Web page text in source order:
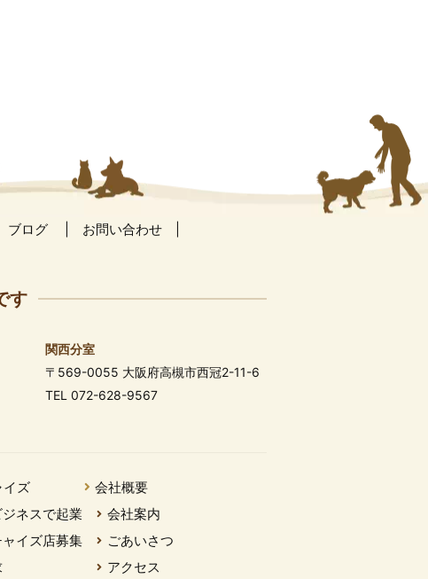
ブログ お問い合わせ
す
関西分室
〒569-0055 大阪府高槻市西冠2-11-6
TEL 072-628-9567
イズ
ネスで起業
イズ店募集
会社概要
会社案内
ごあいさつ
アクセス